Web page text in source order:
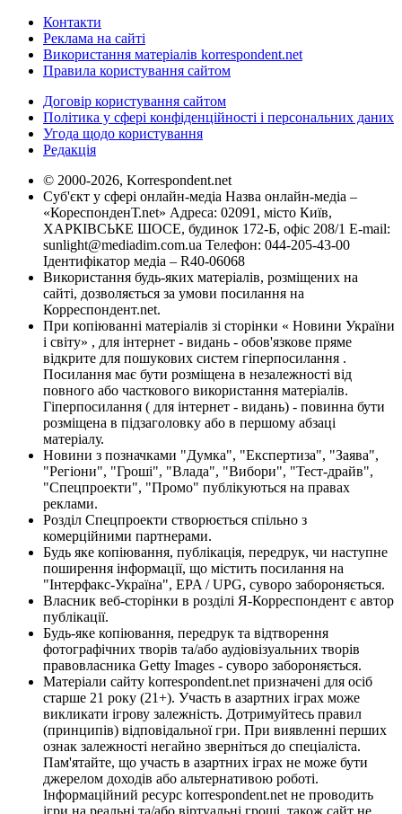
Контакти
Реклама на сайті
Використання матеріалів korrespondent.net
Правила користування сайтом
Договір користування сайтом
Політика у сфері конфіденційності і персональних даних
Угода щодо користування
Редакція
© 2000-2026, Korrespondent.net
Суб'єкт у сфері онлайн-медіа Назва онлайн-медіа –
«КореспонденТ.net» Адреса: 02091, місто Київ,
ХАРКІВСЬКЕ ШОСЕ, будинок 172-Б, офіс 208/1 E-mail:
sunlight@mediadim.com.ua Телефон: 044-205-43-00
Ідентифікатор медіа – R40-06068
Використання будь-яких матеріалів, розміщених на
сайті, дозволяється за умови посилання на
Корреспондент.net.
При копіюванні матеріалів зі сторінки « Новини України
і світу» , для інтернет - видань - обов'язкове пряме
відкрите для пошукових систем гіперпосилання .
Посилання має бути розміщена в незалежності від
повного або часткового використання матеріалів.
Гіперпосилання ( для інтернет - видань) - повинна бути
розміщена в підзаголовку або в першому абзаці
матеріалу.
Новини з позначками "Думка", "Експертиза", "Заява",
"Регіони", "Гроші", "Влада", "Вибори", "Тест-драйв",
"Спецпроекти", "Промо" публікуються на правах
реклами.
Розділ Спецпроекти створюється спільно з
комерційними партнерами.
Будь яке копіювання, публікація, передрук, чи наступне
поширення інформації, що містить посилання на
"Інтерфакс-Україна", EPA / UPG, суворо забороняється.
Власник веб-сторінки в розділі Я-Корреспондент є автор
публікації.
Будь-яке копіювання, передрук та відтворення
фотографічних творів та/або аудіовізуальних творів
правовласника Getty Images - суворо забороняється.
Матеріали сайту korrespondent.net призначені для осіб
старше 21 року (21+). Участь в азартних іграх може
викликати ігрову залежність. Дотримуйтесь правил
(принципів) відповідальної гри. При виявленні перших
ознак залежності негайно зверніться до спеціаліста.
Пам'ятайте, що участь в азартних іграх не може бути
джерелом доходів або альтернативою роботі.
Інформаційний ресурс korrespondent.net не проводить
ігри на реальні та/або віртуальні гроші, також сайт не